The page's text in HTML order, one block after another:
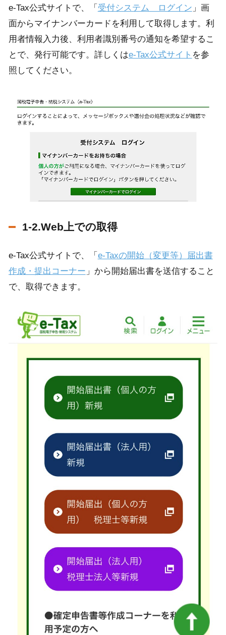
e-Tax公式サイトで、「 受付システム ログイン 」画
面からマイナンバーカードを利用して取得します。利
用者情報入力後、利用者識別番号の通知を希望するこ
とで、発行可能です。詳しくはe-Tax公式サイト を参
照してください。
1-2.Web上での取得
e-Tax公式サイトで、「 e-Taxの開始（変更等）届出書
作成・提出コーナー 」から開始届出書を送信すること
で、取得できます。